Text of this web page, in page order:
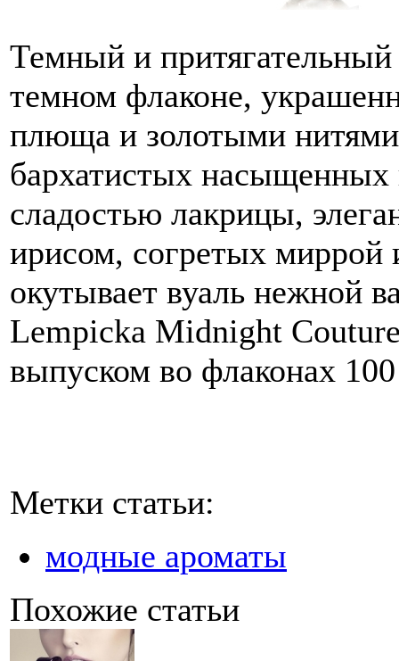
Темный и
темном флаконе,
плюща и золотыми
бархатистых
сладостью лакрицы,
ирисом, согретых миррой
окутывает вуаль нежной
Lempicka Midnight
выпуском во флаконах
Метки статьи:
модные ароматы
Похожие статьи